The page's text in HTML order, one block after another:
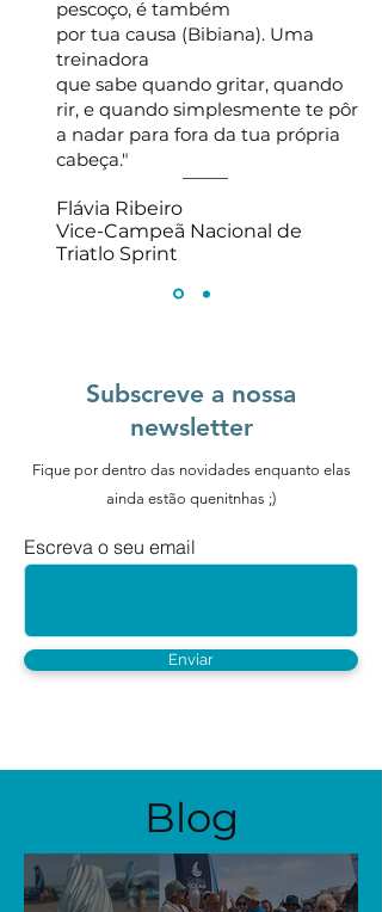
pescoço, é também
por tua causa (Bibiana). Uma
treinadora
que sabe quando gritar, quando
rir, e quando simplesmente te pôr
a nadar para fora da tua própria
cabeça."
Flávia Ribeiro
Vice-Campeã Nacional de
Triatlo Sprint
Subscreve a nossa
newsletter
Fique por dentro das novidades enquanto elas
ainda estão quenitnhas ;)
Escreva o seu email
Enviar
Blog